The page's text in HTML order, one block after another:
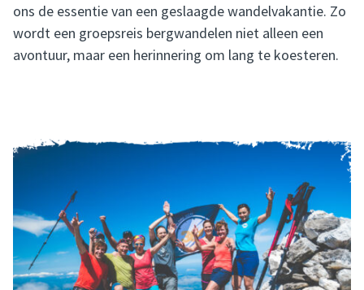
ons de essentie van een geslaagde wandelvakantie. Zo
wordt een groepsreis bergwandelen niet alleen een
avontuur, maar een herinnering om lang te koesteren.